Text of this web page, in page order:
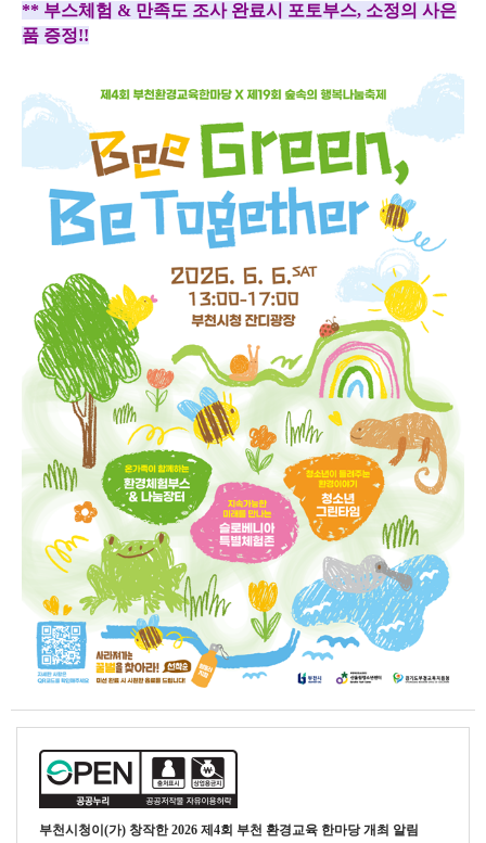
** 부스체험 & 만족도 조사 완료시 포토부스, 소정의 사은
품 증정!!
부천시청이(가) 창작한2026 제4회 부천 환경교육 한마당 개최 알림